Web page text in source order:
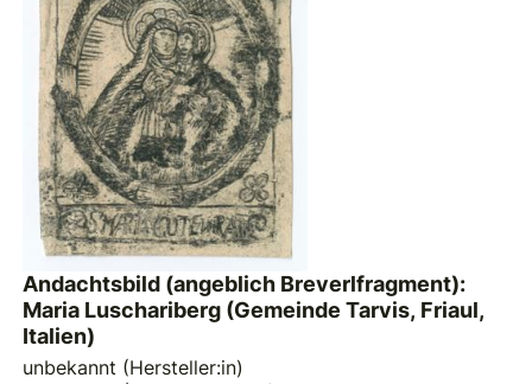
Andachtsbild (angeblich Breverlfragment):
Maria Luschariberg (Gemeinde Tarvis, Friaul,
Italien)
unbekannt (Hersteller:in)